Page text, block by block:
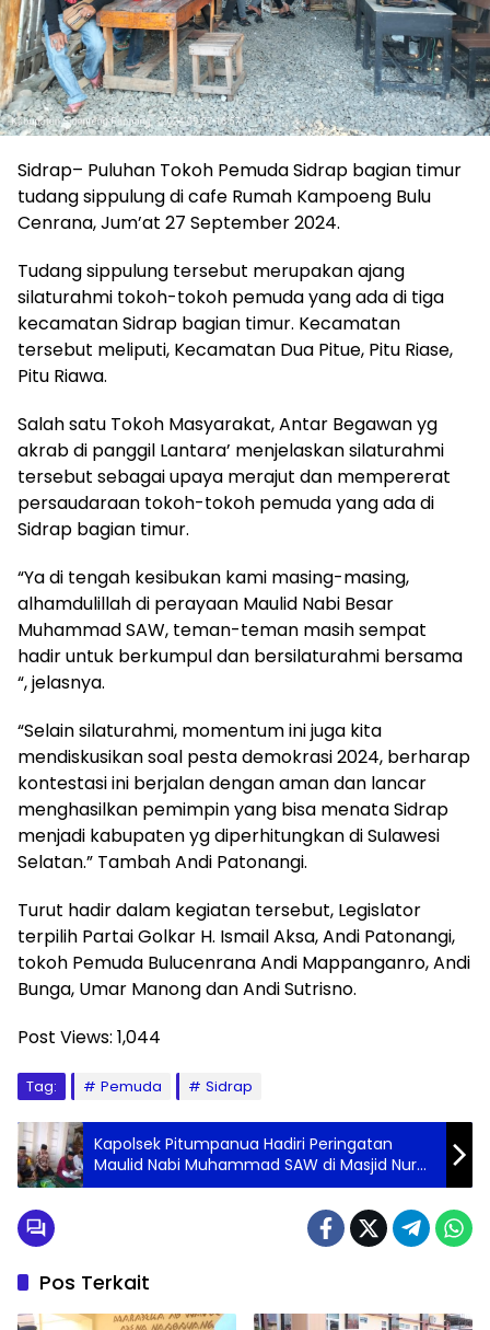
Sidrap– Puluhan Tokoh Pemuda Sidrap bagian timur
tudang sippulung di cafe Rumah Kampoeng Bulu
Cenrana, Jum’at 27 September 2024.
Tudang sippulung tersebut merupakan ajang
silaturahmi tokoh-tokoh pemuda yang ada di tiga
kecamatan Sidrap bagian timur. Kecamatan
tersebut meliputi, Kecamatan Dua Pitue, Pitu Riase,
Pitu Riawa.
Salah satu Tokoh Masyarakat, Antar Begawan yg
akrab di panggil Lantara’ menjelaskan silaturahmi
tersebut sebagai upaya merajut dan mempererat
persaudaraan tokoh-tokoh pemuda yang ada di
Sidrap bagian timur.
“Ya di tengah kesibukan kami masing-masing,
alhamdulillah di perayaan Maulid Nabi Besar
Muhammad SAW, teman-teman masih sempat
hadir untuk berkumpul dan bersilaturahmi bersama
“, jelasnya.
“Selain silaturahmi, momentum ini juga kita
mendiskusikan soal pesta demokrasi 2024, berharap
kontestasi ini berjalan dengan aman dan lancar
menghasilkan pemimpin yang bisa menata Sidrap
menjadi kabupaten yg diperhitungkan di Sulawesi
Selatan.” Tambah Andi Patonangi.
Turut hadir dalam kegiatan tersebut, Legislator
terpilih Partai Golkar H. Ismail Aksa, Andi Patonangi,
tokoh Pemuda Bulucenrana Andi Mappanganro, Andi
Bunga, Umar Manong dan Andi Sutrisno.
Post Views: 1,044
Tag: Pemuda Sidrap
Kapolsek Pitumpanua Hadiri Peringatan
Maulid Nabi Muhammad SAW di Masjid Nurul
Yaqin Bolabakka
Pos Terkait